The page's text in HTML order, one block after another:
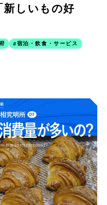
新しいもの好
宿泊・飲食・サービス